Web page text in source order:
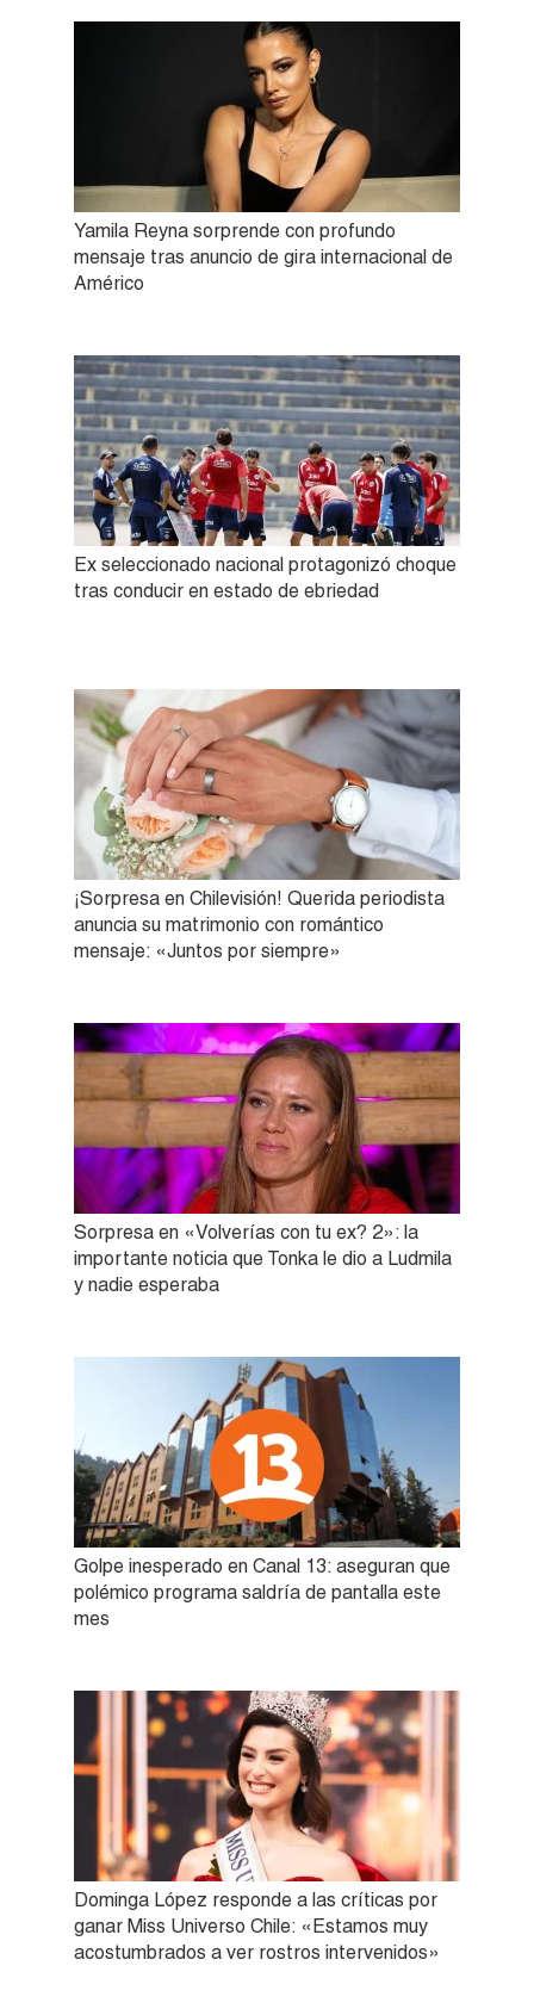
Yamila Reyna sorprende con profundo
mensaje tras anuncio de gira internacional de
Américo
Ex seleccionado nacional protagonizó choque
tras conducir en estado de ebriedad
¡Sorpresa en Chilevisión! Querida periodista
anuncia su matrimonio con romántico
mensaje: «Juntos por siempre»
Sorpresa en «Volverías con tu ex? 2»: la
importante noticia que Tonka le dio a Ludmila
y nadie esperaba
Golpe inesperado en Canal 13: aseguran que
polémico programa saldría de pantalla este
mes
Dominga López responde a las críticas por
ganar Miss Universo Chile: «Estamos muy
acostumbrados a ver rostros intervenidos»